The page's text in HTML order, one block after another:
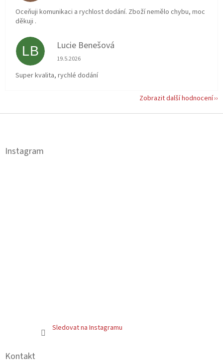
Oceňuji komunikaci a rychlost dodání. Zboží nemělo chybu, moc
děkuji .
LB Lucie Benešová
Hodnocení obchodu je 5 z 5 hvězdiček.
19.5.2026
Super kvalita, rychlé dodání
Zobrazit další hodnocení
Z
Instagram
Sledovat na Instagramu
Kontakt